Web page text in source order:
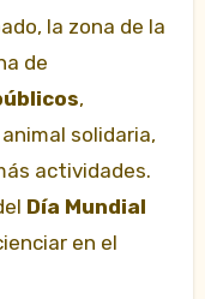
la zona de la
de
,
solidaria,
actividades.
Día Mundial
en el